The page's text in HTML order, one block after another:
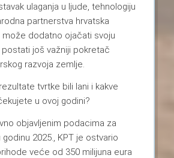
ulaganja u ljude, tehnologiju
partnerstva hrvatska
može dodatno ojačati svoju
još važniji pokretač
razvoja zemlje.
tvrtke bili lani i kakve
u ovoj godini?
objavljenim podacima za
2025., KPT je ostvario
veće od 350 milijuna eura